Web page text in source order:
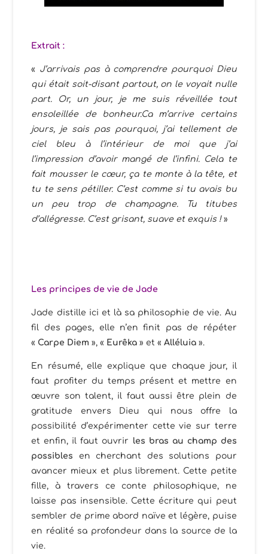
Extrait :
« J’arrivais pas à comprendre pourquoi Dieu
qui était soit-disant partout, on le voyait nulle
part. Or, un jour, je me suis réveillée tout
ensoleillée de bonheur.Ca m’arrive certains
jours, je sais pas pourquoi, j’ai tellement de
ciel bleu à l’intérieur de moi que j’ai
l’impression d’avoir mangé de l’infini. Cela te
fait mousser le cœur, ça te monte à la tête, et
tu te sens pétiller. C’est comme si tu avais bu
un peu trop de champagne. Tu titubes
d’allégresse. C’est grisant, suave et exquis !»
Les principes de vie de Jade
Jade distille ici et là sa philosophie de vie. Au
fil des pages, elle n’en finit pas de répéter
« Carpe Diem », « Eurêka» et «Alléluia».
En résumé, elle explique que chaque jour, il
faut profiter du temps présent et mettre en
œuvre son talent, il faut aussi être plein de
gratitude envers Dieu qui nous offre la
possibilité d’expérimenter cette vie sur terre
et enfin, il faut ouvrir les bras au champ des
possibles en cherchant des solutions pour
avancer mieux et plus librement. Cette petite
fille, à travers ce conte philosophique, ne
laisse pas insensible. Cette écriture qui peut
sembler de prime abord naïve et légère, puise
en réalité sa profondeur dans la source de la
vie.